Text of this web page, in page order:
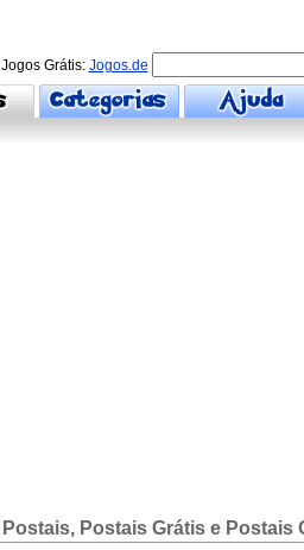
Jogos Grátis: Jogos.de
Postais, Postais Grátis e Postais